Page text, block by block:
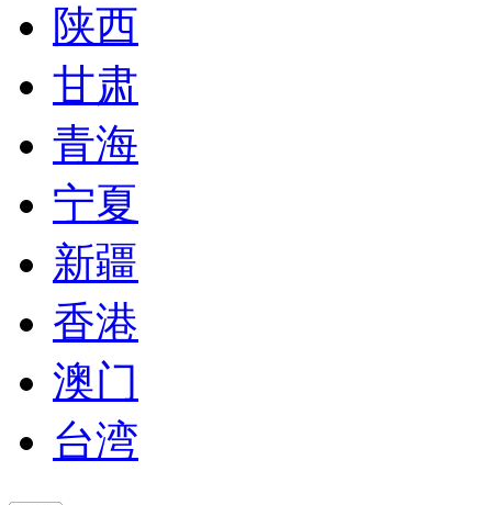
陕西
甘肃
青海
宁夏
新疆
香港
澳门
台湾